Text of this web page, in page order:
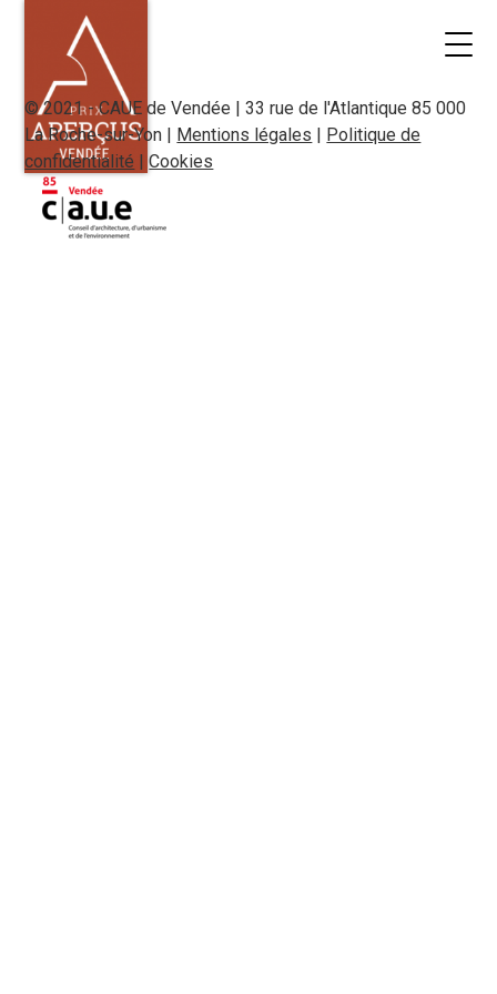
© 2021 - CAUE de Vendée | 33 rue de l'Atlantique 85 000
La Roche-sur-Yon | Mentions légales | Politique de
confidentialité |Cookies